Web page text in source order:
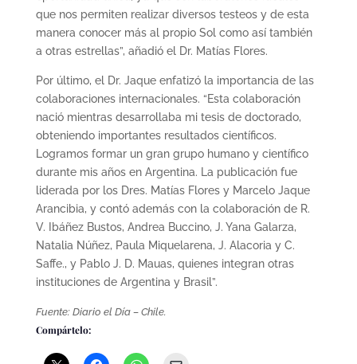
que nos permiten realizar diversos testeos y de esta
manera conocer más al propio Sol como así también
a otras estrellas”, añadió el Dr. Matías Flores.
Por último, el Dr. Jaque enfatizó la importancia de las
colaboraciones internacionales. “Esta colaboración
nació mientras desarrollaba mi tesis de doctorado,
obteniendo importantes resultados científicos.
Logramos formar un gran grupo humano y científico
durante mis años en Argentina. La publicación fue
liderada por los Dres. Matías Flores y Marcelo Jaque
Arancibia, y contó además con la colaboración de R.
V. Ibáñez Bustos, Andrea Buccino, J. Yana Galarza,
Natalia Núñez, Paula Miquelarena, J. Alacoria y C.
Saffe., y Pablo J. D. Mauas, quienes integran otras
instituciones de Argentina y Brasil”.
Fuente: Diario el Día – Chile.
Compártelo: